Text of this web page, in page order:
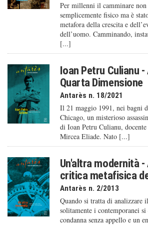
Per millenni il camminare non
semplicemente fisico ma è
metafora della crescita e
dell’uomo. Camminando,
[...]
Ioan Petru Culianu
Quarta Dimensione
Antarès n. 18/2021
Il 21 maggio 1991, nei bagni
Chicago, un misterioso
di Ioan Petru Culianu,
Mircea Eliade. Nato [...]
Un'altra modernità
critica metafisica
Antarès n. 2/2013
Quando si tratta di analizzare
solitamente i contemporanei
condanna senza appello e un